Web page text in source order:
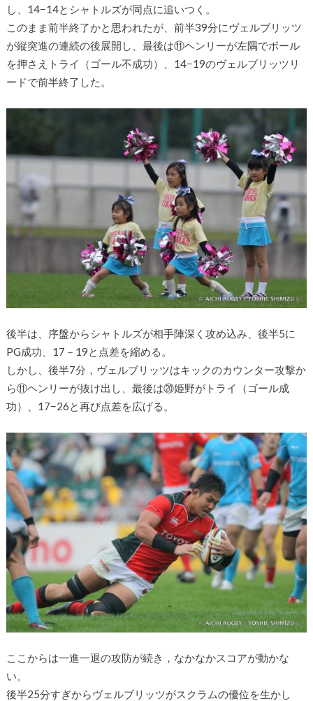
し、14−14とシャトルズが同点に追いつく。
このまま前半終了かと思われたが、前半39分にヴェルブリッツ
が縦突進の連続の後展開し、最後は⑪ヘンリーが左隅でボール
を押さえトライ（ゴール不成功）、14−19のヴェルブリッツリ
ードで前半終了した。
後半は、序盤からシャトルズが相手陣深く攻め込み、後半5に
PG成功、17－19と点差を縮める。
しかし、後半7分，ヴェルブリッツはキックのカウンター攻撃か
ら⑪ヘンリーが抜け出し、最後は⑳姫野がトライ（ゴール成
功）、17−26と再び点差を広げる。
ここからは一進一退の攻防が続き，なかなかスコアが動かな
い。
後半25分すぎからヴェルブリッツがスクラムの優位を生かし